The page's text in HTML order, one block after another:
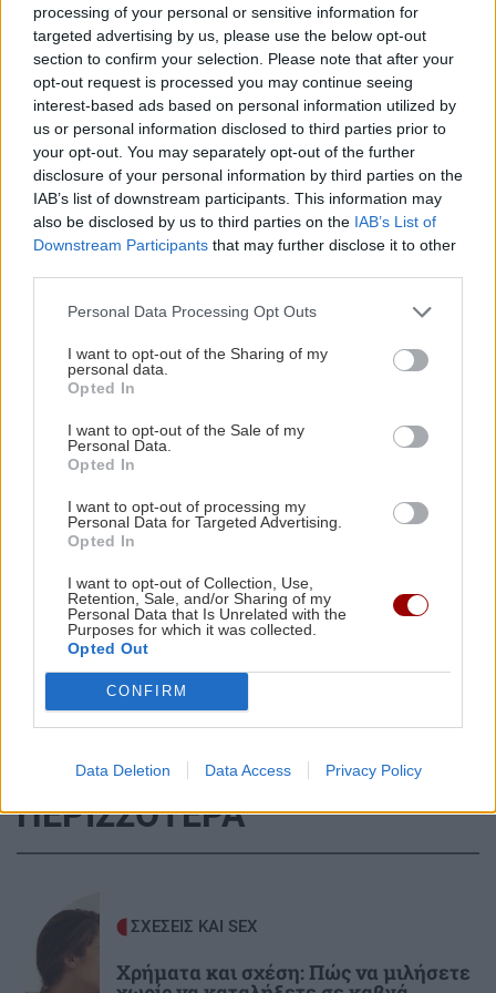
processing of your personal or sensitive information for
targeted advertising by us, please use the below opt-out
section to confirm your selection. Please note that after your
opt-out request is processed you may continue seeing
interest-based ads based on personal information utilized by
us or personal information disclosed to third parties prior to
your opt-out. You may separately opt-out of the further
disclosure of your personal information by third parties on the
IAB’s list of downstream participants. This information may
also be disclosed by us to third parties on the IAB’s List of
Downstream Participants that may further disclose it to other
Personal Data Processing Opt Outs
I want to opt-out of the Sharing of my
personal data.
Opted In
I want to opt-out of the Sale of my
Personal Data.
Opted In
I want to opt-out of processing my
Personal Data for Targeted Advertising.
Opted In
I want to opt-out of Collection, Use,
Retention, Sale, and/or Sharing of my
Personal Data that Is Unrelated with the
Purposes for which it was collected.
Opted Out
CONFIRM
Data Deletion Data Access Privacy Policy
ΡΟΗ ΕΙΔΗΣΕΩΝ
00:00
ΣΧΕΣΕΙΣ ΚΑΙ SEX
Χρήματα και σχέση: Πώς να μιλήσετε χωρίς να
καταλήξετε σε καβγά
23:00
GOSSIP - LIFESTYLE
Η Μπάρμπρα Στρέιζαντ υπογράφει το πρώτο
της παιδικό βιβλίο
22:49
ΑΘΛΗΤΙΚΑ
Europa League: Η Άντερλεχτ νίκησε 1-0 τον
ΠΑΟΚ στην Τούμπα κι όλα θα κριθούν στις
Βρυξέλλες
22:25
ΑΘΛΗΤΙΚΑ
ΠΟΑ: Ανακοίνωσε την απόκτηση τριών Ιταλών
ποδοσφαιριστών
22:25
ΑΘΛΗΤΙΚΑ
FIFA παραμένει σε ισχύ»
22:19
ΑΘΛΗΤΙΚΑ
την Μακάμπι Τελ Αβίβ και ετοιμάζεται για
ΟΦΗ (βίντεο)
Όλες οι ειδήσεις
ΠΕΡΙΣΣΟΤΕΡΑ
ΣΧΕΣΕΙΣ ΚΑΙ SEX
Χρήματα και σχέση: Πώς να μιλήσετε